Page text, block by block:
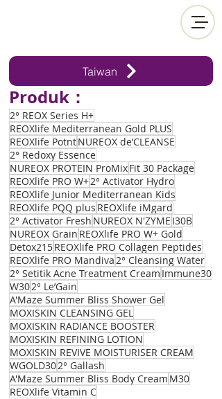
Taiwan
Produk：
2° REOX Series H+
REOXlife Mediterranean Gold PLUS
REOXlife PotntNUREOX de’CLEANSE
2° Redoxy Essence
NUREOX PROTEIN ProMixFit 30 Package
REOXlife PRO W+2° Activator Hydro
REOXlife Junior Mediterranean Kids
REOXlife PQQ plus REOXlife iMgard
2° Activator Fresh NUREOX N'ZYME I30B
NUREOX Grain REOXlife PRO W+ Gold
Detox215REOXlife PRO Collagen Peptides
REOXlife PRO Mandiva2° Cleansing Water
2° Setitik Acne Treatment Cream Immune30
W302° Le’Gain
A'Maze Summer Bliss Shower Gel
MOXISKIN CLEANSING GEL
MOXISKIN RADIANCE BOOSTER
MOXISKIN REFINING LOTION
MOXISKIN REVIVE MOISTURISER CREAM
WGOLD302° Gallash
A'Maze Summer Bliss Body Cream M30
REOXlife Vitamin C